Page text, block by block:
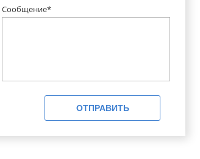
Сообщение*
ОТПРАВИТЬ